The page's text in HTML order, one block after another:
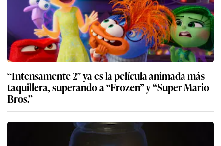
“Intensamente 2″ ya es la película animada más
taquillera, superando a “Frozen” y “Super Mario
Bros.”